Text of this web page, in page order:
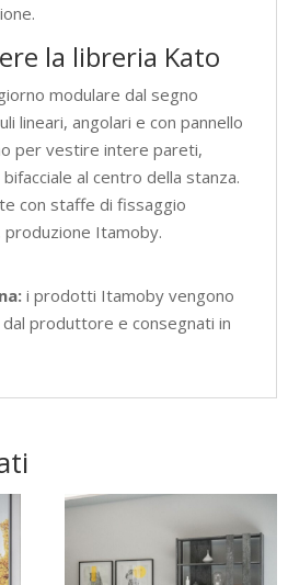
la libreria Kato
modulare dal segno
lineari, angolari e con pannello
per vestire intere pareti,
al centro della stanza.
con staffe di fissaggio
produzione Itamoby.
i prodotti Itamoby vengono
produttore e consegnati in